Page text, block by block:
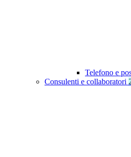
Telefono e
Consulenti e collaboratori